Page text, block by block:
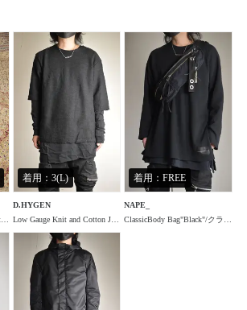
Roll-Toe Mid Cut Sneaker feat. MIHARA YASUHIRO"Black×White"/ロールトゥミッドカットスニーカー ×ミハラヤスヒロ"ブラック×ホワイト"
着用：3(L)
D.HYGEN
Low Gauge Knit and Cotton Jersey Layered T-Shirt "Black" / ローゲージニット×コットンジャージレイヤードTシャツ"ブラック"
着用：FREE
NAPE_
ClassicBody Bag"Black"/クラシックボディバッグ"ブラック"